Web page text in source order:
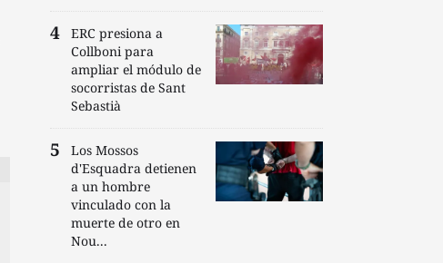
ERC presiona a
Collboni para
ampliar el módulo de
socorristas de Sant
Sebastià
Los Mossos
d'Esquadra detienen
a un hombre
vinculado con la
muerte de otro en
Nou...